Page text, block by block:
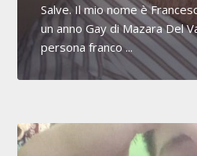
Salve. Il mio nome è
un anno Gay di Mazara Del
persona franco ...